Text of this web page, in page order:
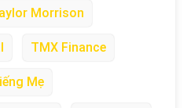
Morrison
TMX Finance
Mẹ